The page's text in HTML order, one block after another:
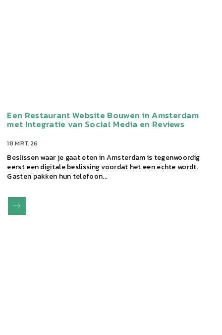
18 MRT,26
Beslissen waar je gaat eten in Amsterdam is tegenwoordig
eerst een digitale beslissing voordat het een echte wordt.
Gasten pakken hun telefoon...
Een Restaurant Website Bouwen in Amsterdam
met Integratie van Social Media en Reviews